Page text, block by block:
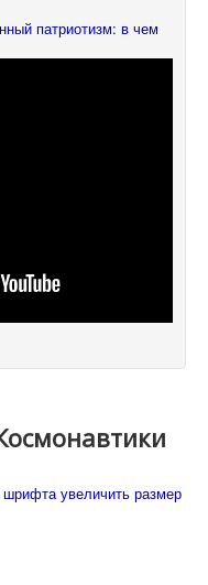
патриотизм: в чем
шрифта увеличить размер